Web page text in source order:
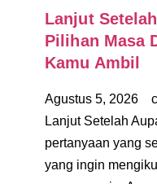
Lanjut
Pilihan Masa
Kamu Ambil
Agustus 5, 2026
Lanjut Setelah
pertanyaan yang
yang ingin